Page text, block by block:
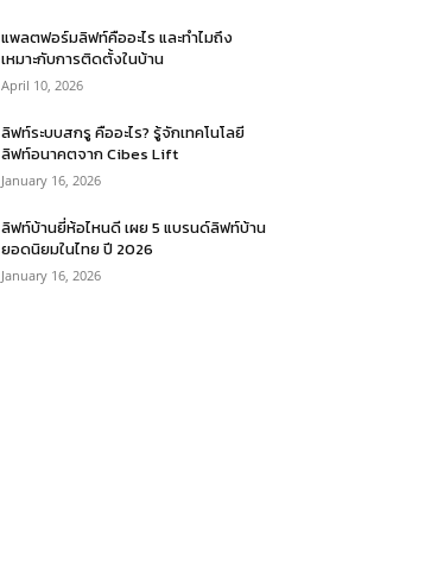
แพลตฟอร์มลิฟท์คืออะไร และทำไมถึง
เหมาะกับการติดตั้งในบ้าน
April 10, 2026
ลิฟท์ระบบสกรู คืออะไร? รู้จักเทคโนโลยี
ลิฟท์อนาคตจาก Cibes Lift
January 16, 2026
ลิฟท์บ้านยี่ห้อไหนดี เผย 5 แบรนด์ลิฟท์บ้าน
ยอดนิยมในไทย ปี 2026
January 16, 2026